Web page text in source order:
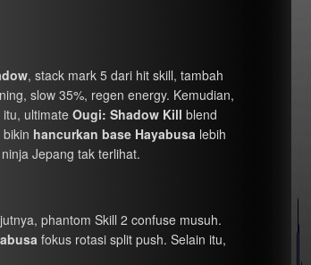
, stack mark 5 dari hit skill, tambah
slow 35%, regen energy. Kemudian,
ultimateOugi: Shadow Kill blend
hancurkan base Hayabusalebih
Jepang tak terlihat.
phantom Skill 2 confuse musuh.
fokus rotasi split push. Selain itu,